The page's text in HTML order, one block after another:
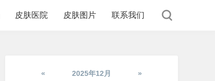
皮肤医院 皮肤图片 联系我们
« 2025年12月 »